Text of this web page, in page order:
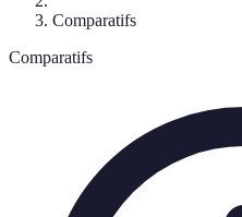
Comparatifs
Comparatifs